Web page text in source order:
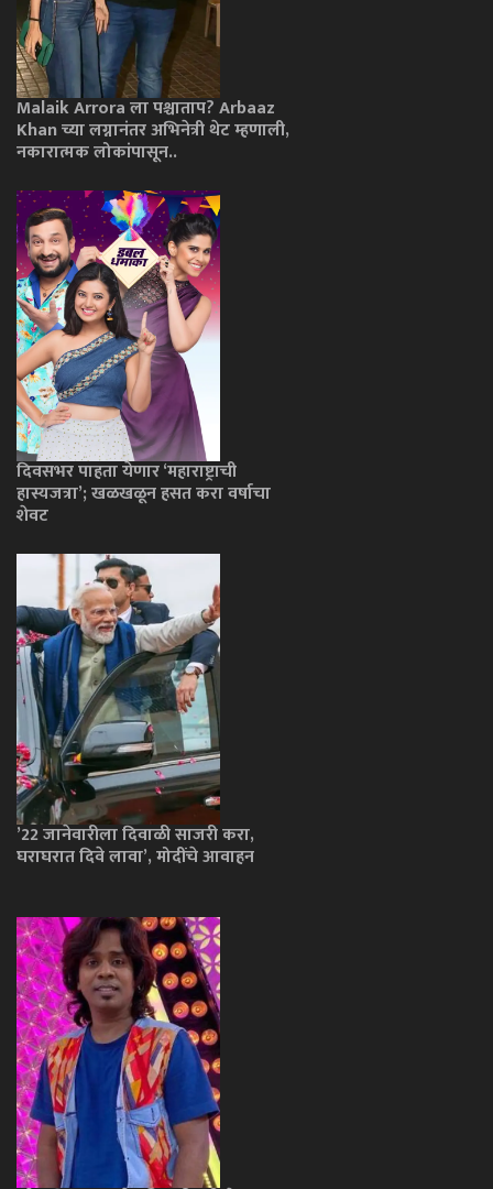
Malaik Arrora ला पश्चाताप? Arbaaz
Khan च्या लग्नानंतर अभिनेत्री थेट म्हणाली,
नकारात्मक लोकांपासून..
दिवसभर पाहता येणार ‘महाराष्ट्राची
हास्यजत्रा’; खळखळून हसत करा वर्षाचा
शेवट
’22 जानेवारीला दिवाळी साजरी करा,
घराघरात दिवे लावा’, मोदींचे आवाहन